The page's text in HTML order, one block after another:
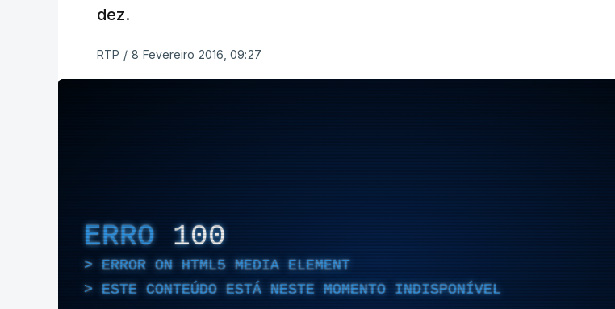
dez.
RTP / 8 Fevereiro 2016, 09:27
ERRO 100
ERROR ON HTML5 MEDIA ELEMENT
ESTE CONTEÚDO ESTÁ NESTE MOMENTO INDISPONÍVEL